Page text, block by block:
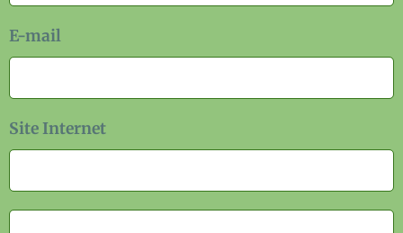
E-mail
Site Internet